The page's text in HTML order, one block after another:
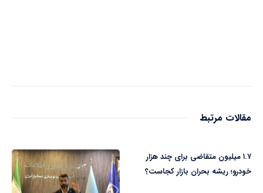
مقالات مرتبط
۱.۷ میلیون متقاضی برای چند هزار
خودرو؛ ریشه بحران بازار کجاست؟